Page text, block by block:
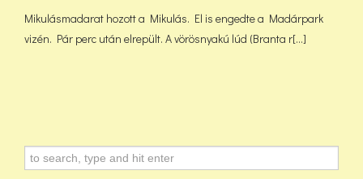
Mikulásmadarat hozott a Mikulás. El is engedte a Madárpark
vizén. Pár perc után elrepült. A vörösnyakú lúd (Branta r[...]